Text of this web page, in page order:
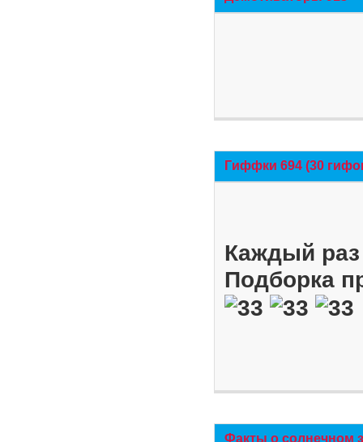
Гиффки 694 (30
Каждый
Подборка
Факты о солнечном